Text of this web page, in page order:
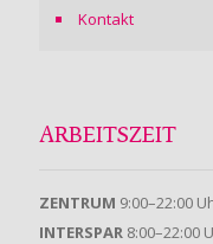
Kontakt
ARBEITSZEIT
ZENTRUM 9:00–22:00
INTERSPAR 8:00–22:00